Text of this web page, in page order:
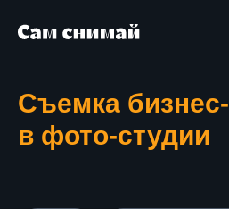
Съемка
в фото-студии